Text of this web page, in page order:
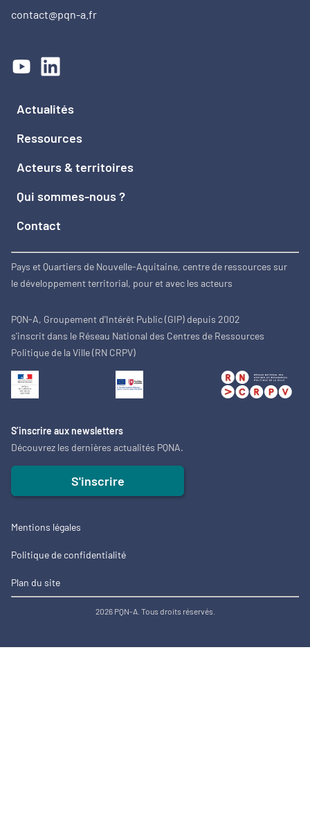
contact@pqn-a.fr
Actualités
Ressources
Acteurs & territoires
Qui sommes-nous ?
Contact
Pays et Quartiers de Nouvelle-Aquitaine, centre de ressources sur
le développement territorial, pour et avec les acteurs
PQN-A, Groupement d'Intérêt Public (GIP) depuis 2002
s'inscrit dans le Réseau National des Centres de Ressources
Politique de la Ville (RN CRPV)
S’inscrire aux newsletters
Découvrez les dernières actualités PQNA.
S'inscrire
Mentions légales
Politique de confidentialité
Plan du site
2026 PQN-A. Tous droits réservés.